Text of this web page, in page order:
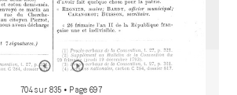
704 sur 835 • Page 697